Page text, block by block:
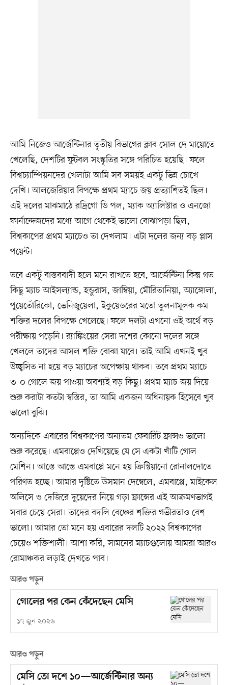
আমি নিজেও আর্জেন্টিনার তৃতীয় বিভাগের ক্লাব সোল দে মায়োতে
খেলেছি, দেশটির ফুটবল সংস্কৃতির সঙ্গে পরিচিত হয়েছি। ফলে
বিশ্বচ্যাম্পিয়নদের খেলাটা আমি সব সময়ই একটু ভিন্ন চোখে
দেখি। আলজেরিয়ার বিপক্ষে প্রথম ম্যাচে জয় প্রত্যাশিতই ছিল।
এই দলের মাঝমাঠে রদ্রিগো ডি পল, ম্যাক অ্যালিস্টার ও এনজো
ফার্নান্দেজদের মধ্যে আগে থেকেই ভালো বোঝাপড়া ছিল,
বিশ্বকাপের প্রথম ম্যাচেও তা দেখলাম। এটা দলের জন্য বড় প্লাস
পয়েন্ট।
তবে একটু বাস্তববাদী হলে মনে রাখতে হবে, আর্জেন্টিনা কিন্তু গত
কিছু ম্যাচ আইসল্যান্ড, হন্ডুরাস, জাম্বিয়া, মৌরিতানিয়া, অ্যাঙ্গোলা,
পুয়ের্তোরিকো, ভেনিজুয়েলা, ইকুয়েডরের মতো তুলনামূলক কম
শক্তির দলের বিপক্ষে খেলেছে। ফলে দলটা এখনো ওই অর্থে বড়
পরীক্ষায় পড়েনি। র‍্যাঙ্কিংয়ের সেরা দশের কোনো দলের সঙ্গে
খেললে তাদের আসল শক্তি বোঝা যাবে। তাই আমি এখনই খুব
উচ্ছ্বসিত না হয়ে বড় ম্যাচের অপেক্ষায় থাকব। তবে প্রথম ম্যাচে
৩-০ গোলে জয় পাওয়া অবশ্যই বড় কিছু। প্রথম ম্যাচ জয় দিয়ে
শুরু করাটা কতটা স্বস্তির, তা আমি একজন অধিনায়ক হিসেবে খুব
ভালো বুঝি।
অন্যদিকে এবারের বিশ্বকাপের অন্যতম ফেবারিট ফ্রান্সও ভালো
শুরু করেছে। এমবাপ্পেও দেখিয়েছে যে সে একটা খাঁটি গোল
মেশিন। আস্তে আস্তে এমবাপ্পে মনে হয় ক্রিস্টিয়ানো রোনালদোতে
পরিণত হচ্ছে। আমার দৃষ্টিতে উসমান দেম্বেলে, এমবাপ্পে, মাইকেল
অলিসে ও দেজিরে দুয়েদের নিয়ে গড়া ফ্রান্সের এই আক্রমণভাগই
সবার চেয়ে সেরা। তাদের বদলি বেঞ্চের শক্তির গভীরতাও বেশ
ভালো। আমার তো মনে হয় এবারের দলটি ২০২২ বিশ্বকাপের
চেয়েও শক্তিশালী। আশা করি, সামনের ম্যাচগুলোয় আমরা আরও
রোমাঞ্চকর লড়াই দেখতে পাব।
আরও পড়ুন
গোলের পর কেন কেঁদেছেন মেসি
১৭ জুন ২০২৬
আরও পড়ুন
মেসি তো দশে ১০—আর্জেন্টিনার অন্য